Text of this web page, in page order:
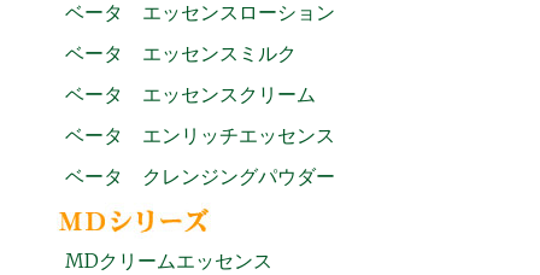
ベータ エッセンスローション
ベータ エッセンスミルク
ベータ エッセンスクリーム
ベータ エンリッチエッセンス
ベータ クレンジングパウダー
MDクリームエッセンス